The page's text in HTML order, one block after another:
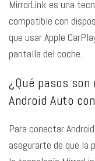
MirrorLink es una
compatible con
que usar Apple
pantalla del coche.
¿Qué pasos
Android Auto
Para conectar
asegurarte de que la